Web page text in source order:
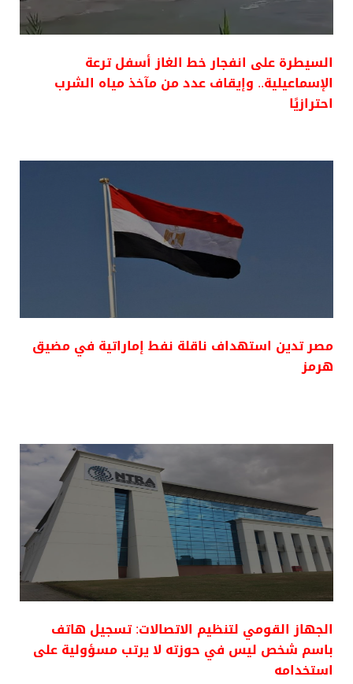
السيطرة على انفجار خط الغاز أسفل ترعة
الإسماعيلية.. وإيقاف عدد من مآخذ مياه الشرب
احترازيًا
مصر تدين استهداف ناقلة نفط إماراتية في مضيق
هرمز
الجهاز القومي لتنظيم الاتصالات: تسجيل هاتف
باسم شخص ليس في حوزته لا يرتب مسؤولية على
استخدامه